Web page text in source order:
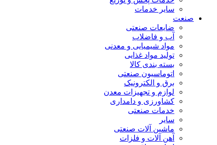
سایر خدمات
صنعت
ضایعات صنعتی
آب و فاضلاب
مواد شیمیایی و معدنی
تولید مواد غذایی
بسته بندی کالا
اتوماسیون صنعتی
برق و الکترونیک
لوازم و تجهیزات معدن
کشاورزی و دامداری
خدمات صنعتی
سایر
ماشین آلات صنعتی
آهن آلات و فلزات